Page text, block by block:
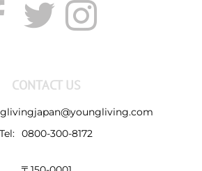
CONTACT US
Tel: 0800-300-8172